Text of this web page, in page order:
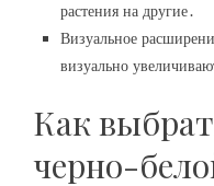
растения на другие․
Визуальное
визуально
Как
черно-